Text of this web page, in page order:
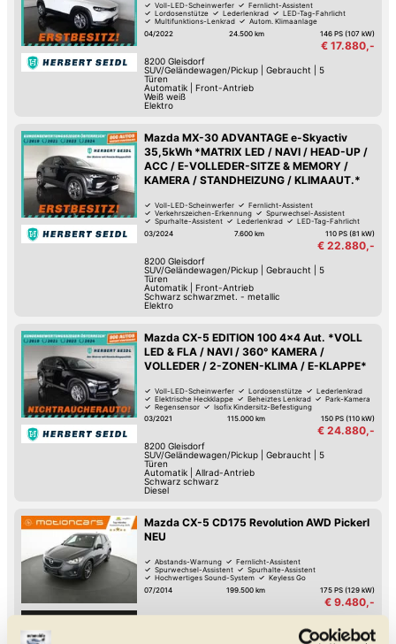
Voll-LED-Scheinwerfer
Fernlicht-Assistent
Lordosenstütze
Lederlenkrad
LED-Tag-Fahrlicht
Multifunktions-Lenkrad
Autom. Klimaanlage
Navigationsystem
04/2022 24.500 km 146 PS (107 kW)
€ 17.880,-
8200 Gleisdorf
SUV/Geländewagen/Pickup| Gebraucht
5
Türen
Automatik| Front-Antrieb
Weiß weiß
Elektro
Mazda MX-30 ADVANTAGE e-Skyactiv
35,5kWh *MATRIX LED / NAVI / HEAD-UP /
ACC / E-VOLLEDER-SITZE & MEMORY /
KAMERA / STANDHEIZUNG / KLIMAAUT.*
Voll-LED-Scheinwerfer
Fernlicht-Assistent
Verkehrszeichen-Erkennung
Spurwechsel-Assistent
Spurhalte-Assistent
Lederlenkrad
LED-Tag-Fahrlicht
Adaptiver Tempomat
03/2024 7.600 km 110 PS (81 kW)
€ 22.880,-
8200 Gleisdorf
SUV/Geländewagen/Pickup| Gebraucht
5
Türen
Automatik| Front-Antrieb
Schwarz schwarzmet. - metallic
Elektro
Mazda CX-5 EDITION 100 4x4 Aut. *VOLL
LED & FLA / NAVI / 360° KAMERA /
VOLLEDER / 2-ZONEN-KLIMA / E-KLAPPE*
Voll-LED-Scheinwerfer Lordosenstütze
Lederlenkrad
Elektrische Heckklappe
Beheiztes Lenkrad
Park-Kamera
Regensensor
Isofix Kindersitz-Befestigung
03/2021
115.000 km 150 PS (110 kW)
€ 24.880,-
8200 Gleisdorf
SUV/Geländewagen/Pickup| Gebraucht
5
Türen
Automatik| Allrad-Antrieb
Schwarz schwarz
Diesel
Mazda CX-5 CD175 Revolution AWD Pickerl
NEU
Abstands-Warnung
Fernlicht-Assistent
Spurwechsel-Assistent
Spurhalte-Assistent
Hochwertiges Sound-System
Keyless Go
Reifendruck-Kontrolle
Lederlenkrad
07/2014 199.500 km 175 PS (129 kW)
€ 9.480,-
Gebraucht| 4